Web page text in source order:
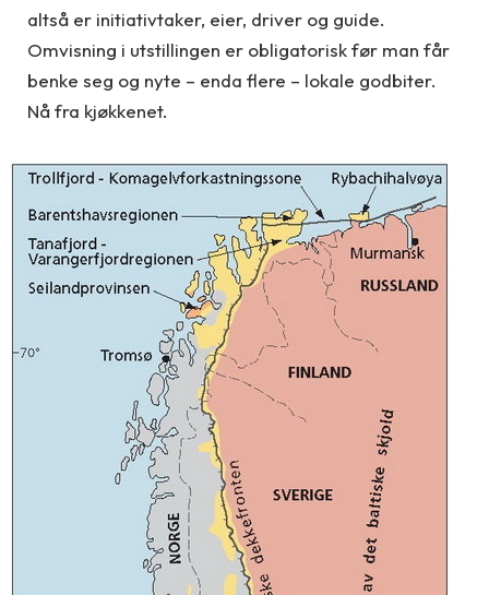
altså er initiativtaker, eier, driver og guide.
Omvisning i utstillingen er obligatorisk før man får
benke seg og nyte – enda flere – lokale godbiter.
Nå fra kjøkkenet.